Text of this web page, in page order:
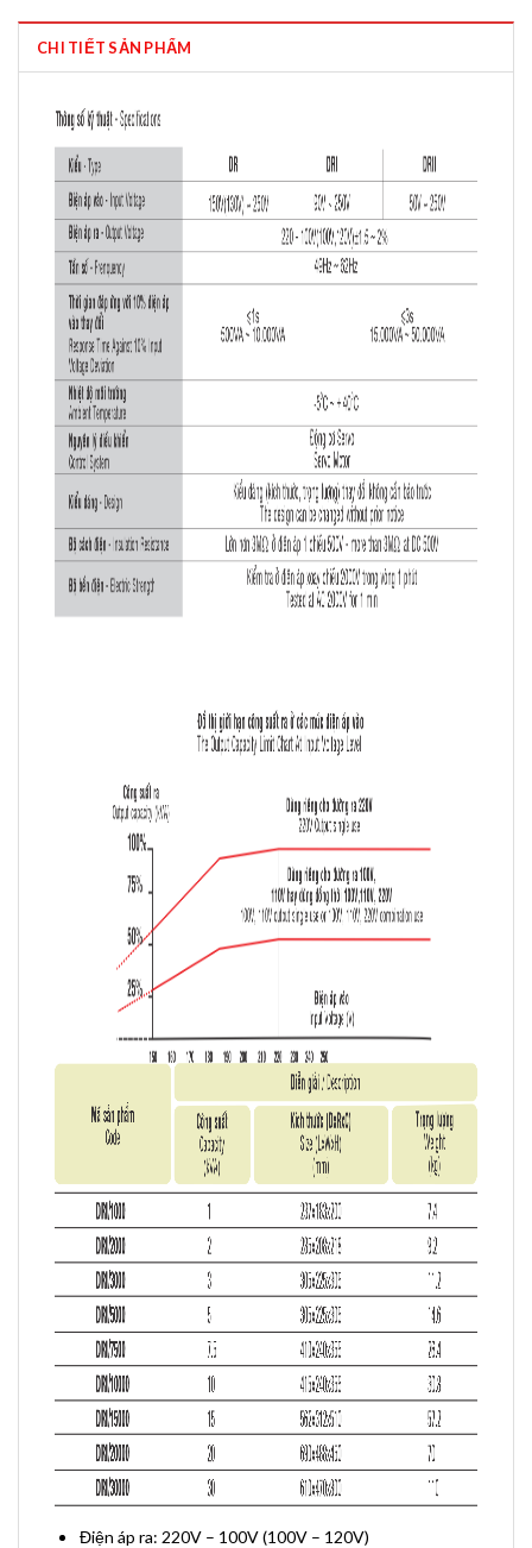
CHI TIẾT SẢN PHẨM
Điện áp ra: 220V – 100V (100V – 120V)